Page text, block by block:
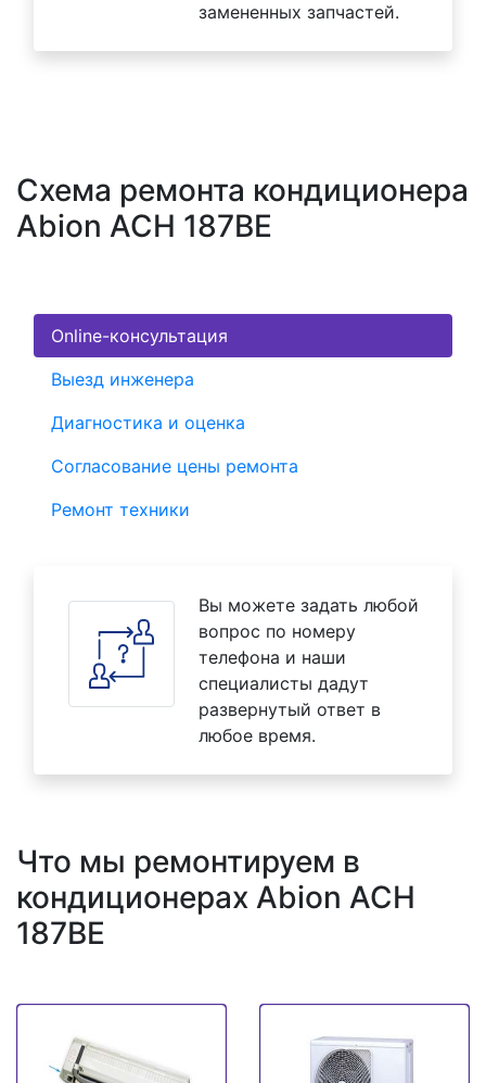
замененных запчастей.
Схема ремонта кондиционера
Abion ACH 187BE
Online-консультация
Выезд инженера
Диагностика и оценка
Согласование цены ремонта
Ремонт техники
Вы можете задать любой
вопрос по номеру
телефона и наши
специалисты дадут
развернутый ответ в
любое время.
Что мы ремонтируем в
кондиционерах Abion ACH
187BE